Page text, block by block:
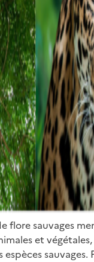
sauvages
et